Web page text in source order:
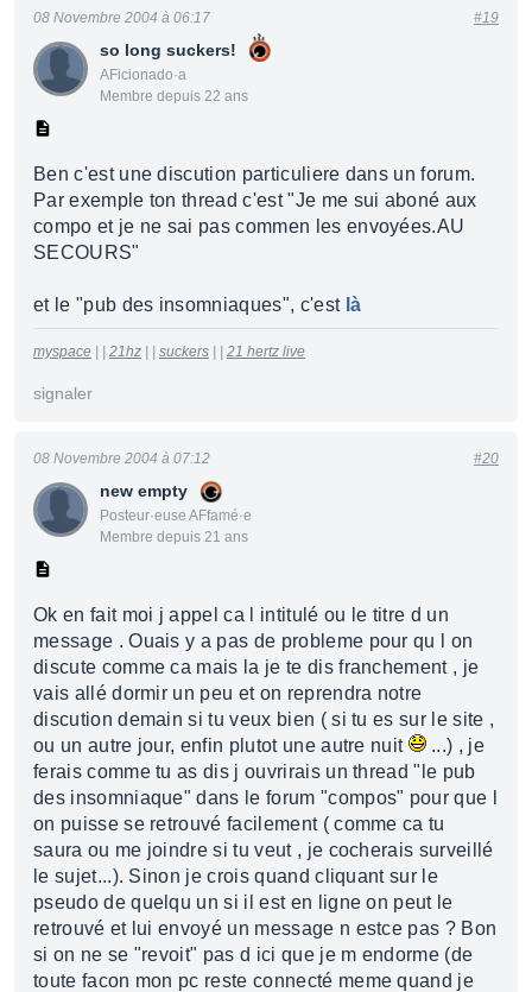
so long suckers!
AFicionado·a
Membre depuis 22 ans
08 Novembre 2004 à 06:17 #19
Ben c'est une discution particuliere dans un forum.
Par exemple ton thread c'est "Je me sui aboné aux
compo et je ne sai pas commen les envoyées.AU
SECOURS"
et le "pub des insomniaques", c'est là
myspace 21hz suckers 21 hertz live
signaler
new empty
Posteur·euse AFfamé·e
Membre depuis 21 ans
08 Novembre 2004 à 07:12 #20
Ok en fait moi j appel ca l intitulé ou le titre d un
message . Ouais y a pas de probleme pour qu l on
discute comme ca mais la je te dis franchement , je
vais allé dormir un peu et on reprendra notre
discution demain si tu veux bien ( si tu es sur le site ,
ou un autre jour, enfin plutot une autre nuit
...) , je
ferais comme tu as dis j ouvrirais un thread "le pub
des insomniaque" dans le forum "compos" pour que l
on puisse se retrouvé facilement ( comme ca tu
saura ou me joindre si tu veut , je cocherais surveillé
le sujet...). Sinon je crois quand cliquant sur le
pseudo de quelqu un si il est en ligne on peut le
retrouvé et lui envoyé un message n estce pas ? Bon
si on ne se "revoit" pas d ici que je m endorme (de
toute facon mon pc reste connecté meme quand je